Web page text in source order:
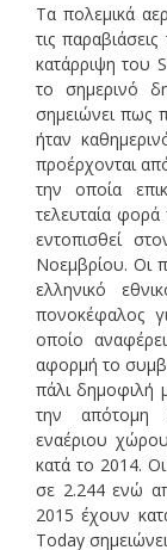
Tα πολεμικά
τις
κατάρριψη του
το σημερινό
σημειώνει πως
ήταν
προέρχονται
την οποία
τελευταία
εντοπισθεί
Νοεμβρίου. Οι
ελληνικό
πονοκέφαλος
οποίο
αφορμή το
πάλι
την απότομη
εναέριου
κατά το 2014.
σε 2.244 ενώ
2015 έχουν
Today